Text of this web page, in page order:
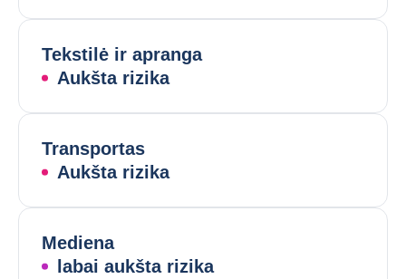
Tekstilė ir apranga
Aukšta rizika
Transportas
Aukšta rizika
Mediena
labai aukšta rizika